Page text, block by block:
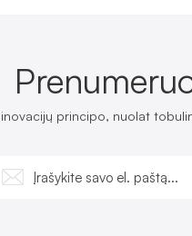
principo, nuolat